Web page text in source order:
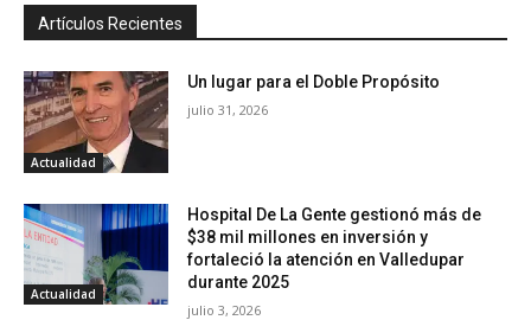
Artículos Recientes
Actualidad
Un lugar para el Doble Propósito
julio 31, 2026
Actualidad
Hospital De La Gente gestionó más de
$38 mil millones en inversión y
fortaleció la atención en Valledupar
durante 2025
julio 3, 2026